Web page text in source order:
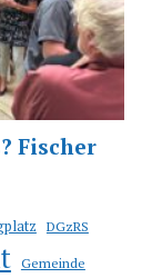
DGzRS
Gemeinde